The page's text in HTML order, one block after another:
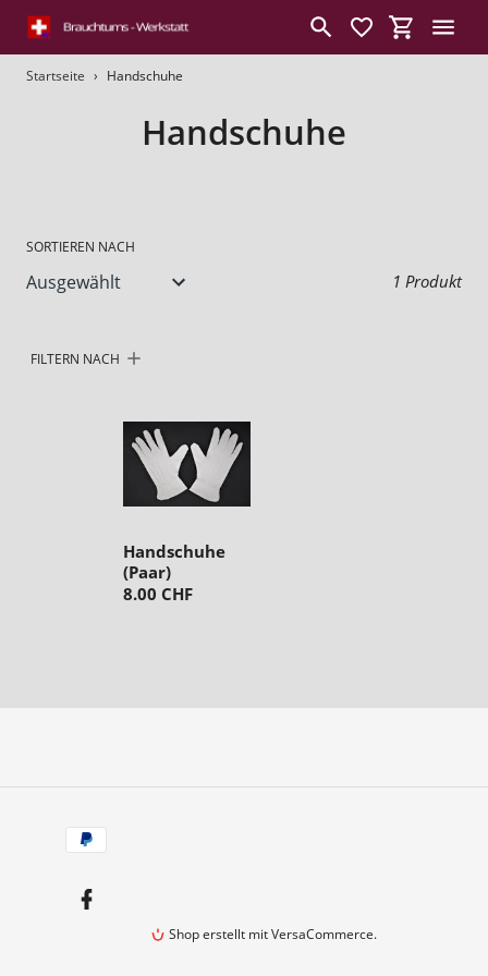
Direkt
zum
Inhalt
Suchen
Startseite › Handschuhe
S
g
:
Handschuhe
SORTIEREN NACH
1 Produkt
FILTERN NACH
Handschuhe
(Paar)
8.00 CHF
Zahlungsarten
Shop erstellt mit VersaCommerce.